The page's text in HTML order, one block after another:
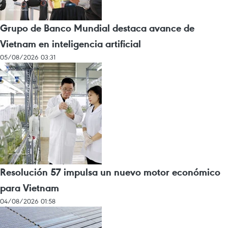
Grupo de Banco Mundial destaca avance de
Vietnam en inteligencia artificial
05/08/2026 03:31
Resolución 57 impulsa un nuevo motor económico
para Vietnam
04/08/2026 01:58